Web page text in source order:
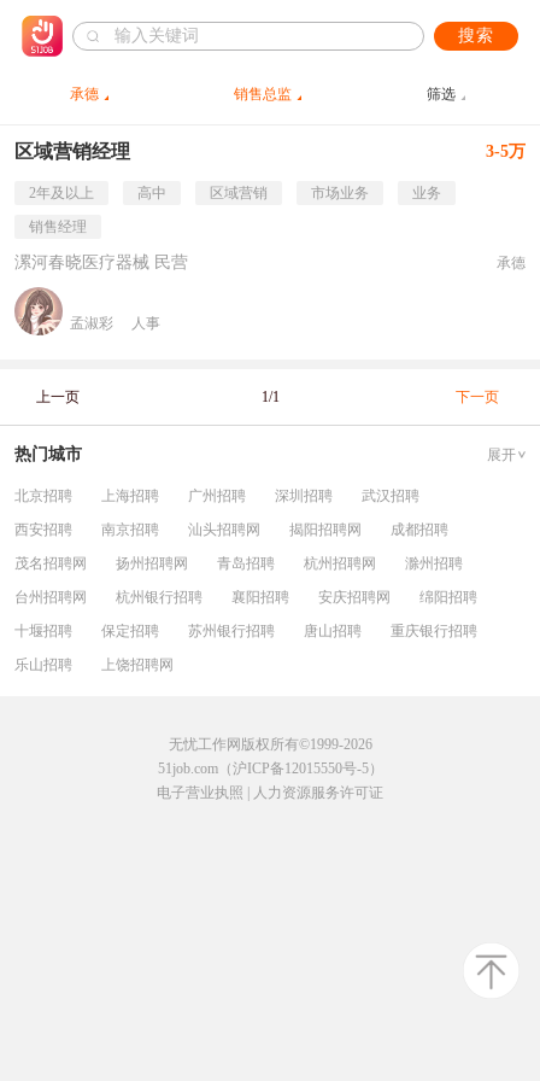
搜索
承德 销售总监 筛选
区域营销经理 3-5万
2年及以上 高中 区域营销 市场业务
业务
销售经理
漯河春晓医疗器械 民营 承德
孟淑彩 人事
上一页 1/1 下一页
热门城市 展开
北京招聘 上海招聘 广州招聘 深圳招聘
武汉招聘
西安招聘
南京招聘 汕头招聘网 揭阳招聘网
成都招聘
茂名招聘网
扬州招聘网 青岛招聘 杭州招聘网
滁州招聘
台州招聘网
杭州银行招聘 襄阳招聘 安庆招聘网
绵阳招聘
十堰招聘
保定招聘 苏州银行招聘 唐山招聘
重庆银行招聘
乐山招聘
上饶招聘网
无忧工作网版权所有©1999-2026
51job.com（沪ICP备12015550号-5）
电子营业执照
人力资源服务许可证